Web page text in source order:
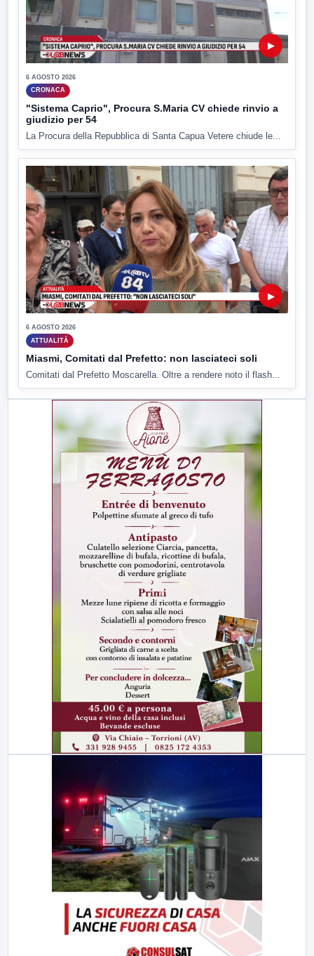
▶
6 AGOSTO 2026
CRONACA
"Sistema Caprio", Procura S.Maria CV chiede rinvio a
giudizio per 54
La Procura della Repubblica di Santa Capua Vetere chiude le...
▶
6 AGOSTO 2026
ATTUALITÀ
Miasmi, Comitati dal Prefetto: non lasciateci soli
Comitati dal Prefetto Moscarella. Oltre a rendere noto il flash...